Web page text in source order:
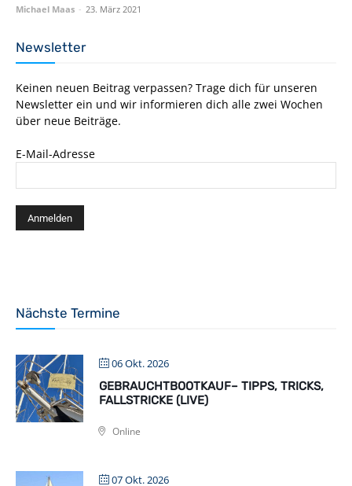
Michael Maas - 23. März 2021
Newsletter
Keinen neuen Beitrag verpassen? Trage dich für unseren
Newsletter ein und wir informieren dich alle zwei Wochen
über neue Beiträge.
E-Mail-Adresse
Nächste Termine
06 Okt. 2026
GEBRAUCHTBOOTKAUF– TIPPS, TRICKS,
FALLSTRICKE (LIVE)
Online
07 Okt. 2026